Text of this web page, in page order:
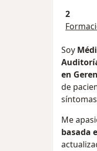
2
Soy
en
de
Me
basada